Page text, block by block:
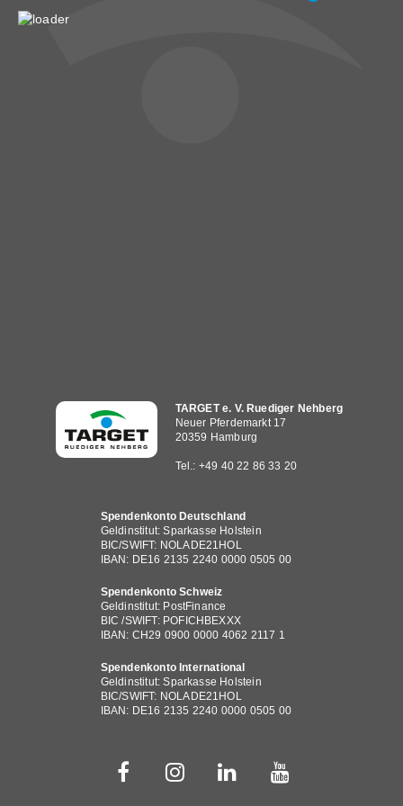
Hauptnavigation
TARGET e. V. Ruediger Nehberg
Neuer Pferdemarkt 17
20359 Hamburg
Tel.: +49 40 22 86 33 20
Spendenkonto Deutschland
Geldinstitut: Sparkasse Holstein
BIC/SWIFT: NOLADE21HOL
IBAN: DE16 2135 2240 0000 0505 00
Spendenkonto Schweiz
Geldinstitut: PostFinance
BIC /SWIFT: POFICHBEXXX
IBAN: CH29 0900 0000 4062 2117 1
Spendenkonto International
Geldinstitut: Sparkasse Holstein
BIC/SWIFT: NOLADE21HOL
IBAN: DE16 2135 2240 0000 0505 00